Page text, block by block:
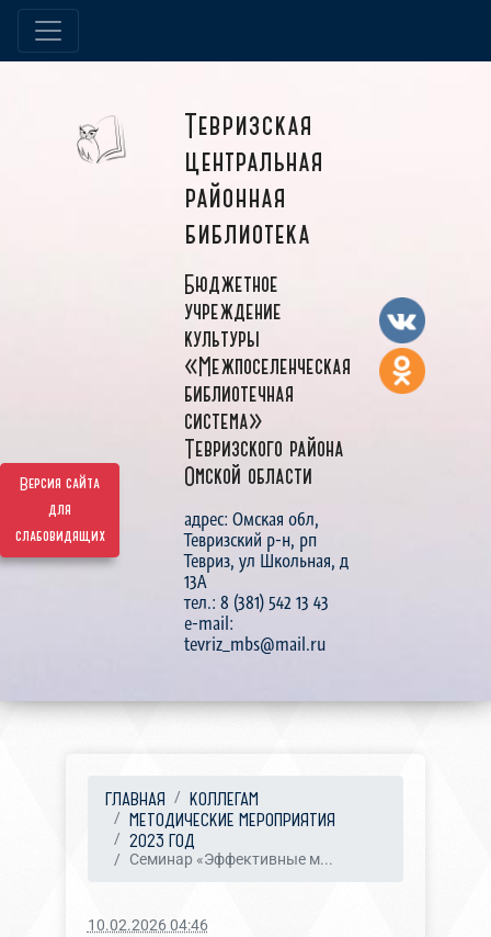
Версия сайта
для
слабовидящих
Тевризская
центральная
районная
библиотека
Бюджетное
учреждение
культуры
«Межпоселенческая
библиотечная
система»
Тевризского района
Омской области
адрес: Омская обл,
Тевризский р-н, рп
Тевриз, ул Школьная, д
13А
тел.: 8 (381) 542 13 43
e-mail:
tevriz_mbs@mail.ru
ГЛАВНАЯ
КОЛЛЕГАМ
МЕТОДИЧЕСКИЕ МЕРОПРИЯТИЯ
2023 ГОД
Семинар «Эффективные м...
10.02.2026 04:46